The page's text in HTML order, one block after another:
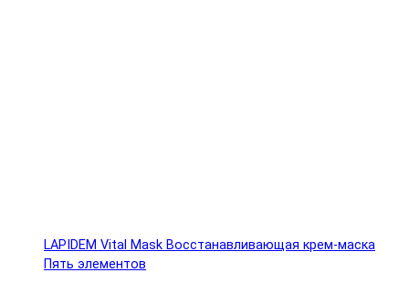
LAPIDEM Vital Mask Восстанавливающая крем-маска
Пять элементов